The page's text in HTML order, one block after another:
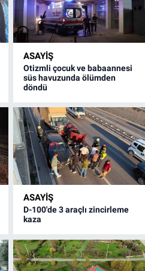
ASAYİŞ
Otizmli çocuk ve babaannesi
süs havuzunda ölümden
döndü
ASAYİŞ
D-100'de 3 araçlı zincirleme
kaza